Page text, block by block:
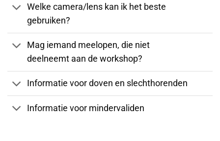
Welke camera/lens kan ik het beste
gebruiken?
Mag iemand meelopen, die niet
deelneemt aan de workshop?
Informatie voor doven en slechthorenden
Informatie voor mindervaliden